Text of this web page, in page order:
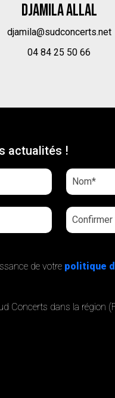
DJAMILA ALLAL
djamila@sudconcerts.net
04 84 25 50 66
actualités !
de votre politique
Concerts dans la région